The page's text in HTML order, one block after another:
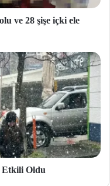
ve 28 şişe içki ele
Etkili Oldu